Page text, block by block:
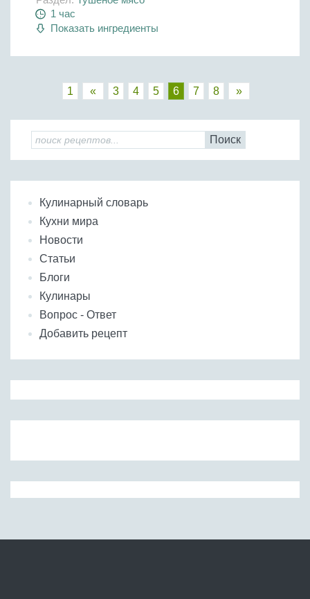
1 час
Показать ингредиенты
1 « 3 4 5 6 7 8 »
Поиск
Кулинарный словарь
Кухни мира
Новости
Статьи
Блоги
Кулинары
Вопрос - Ответ
Добавить рецепт